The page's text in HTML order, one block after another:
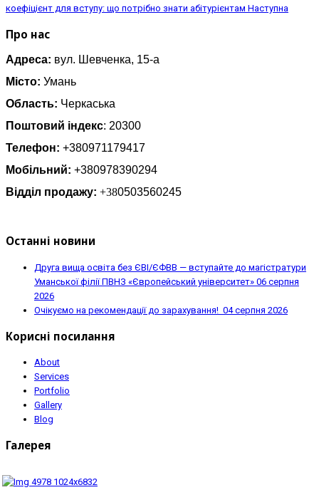
коефіцієнт для вступу: що потрібно знати абітурієнтам Наступна
Про нас
Адреса: вул. Шевченка, 15-а
Місто: Умань
Область: Черкаська
Поштовий індекс: 20300
Телефон: +380971179417
Мобільний: +380978390294
Відділ продажу: +380503560245
Останні новини
Друга вища освіта без ЄВІ/ЄФВВ — вступайте до магістратури
Уманської філії ПВНЗ «Європейський університет» 06 серпня
2026
Очікуємо на рекомендації до зарахування! 04 серпня 2026
Корисні посилання
About
Services
Portfolio
Gallery
Blog
Галерея